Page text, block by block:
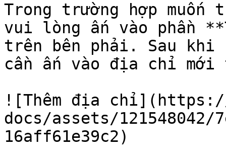
Trong trường hợp
vui lòng ấn vào phần
trên bên phải. Sau
cần ấn vào địa chỉ mới
![Thêm địa
docs/assets/121548042/
16aff61e39c2)